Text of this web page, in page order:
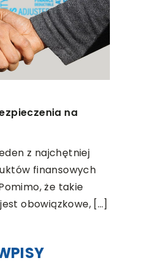
na
z najchętniej
finansowych
że takie
obowiązkowe, […]